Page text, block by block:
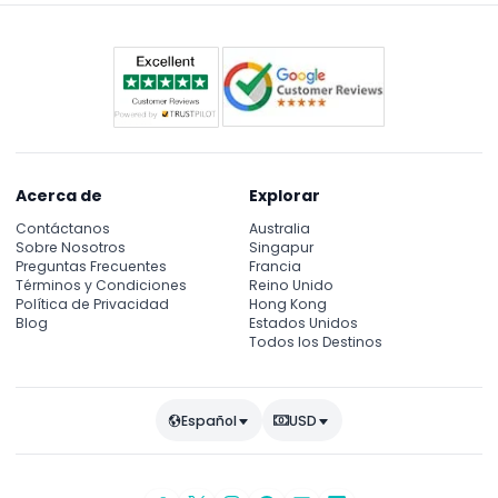
Acerca de
Contáctanos
Sobre Nosotros
Preguntas Frecuentes
Términos y Condiciones
Política de Privacidad
Blog
Explorar
Australia
Singapur
Francia
Reino Unido
Hong Kong
Estados Unidos
Todos los Destinos
Español USD